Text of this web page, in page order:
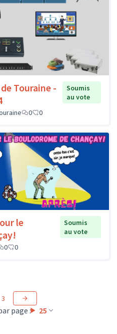
Touraine -
Soumis
au vote
0 0
le
Soumis
au vote
0 0
page : 25
3